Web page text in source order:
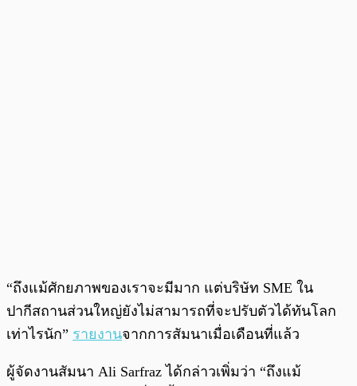
“ถึงแม้ศักยภาพของเราจะมีมาก แต่บริษัท SME ใน
ปากีสถานส่วนใหญ่ยังไม่สามารถที่จะปรับตัวได้ทันโลก
เท่าไรนัก” รายงานจากการสัมนาเมื่อเดือนที่แล้ว
ผู้จัดงานสัมนา Ali Sarfraz ได้กล่าวเพิ่มว่า “ถึงแม้